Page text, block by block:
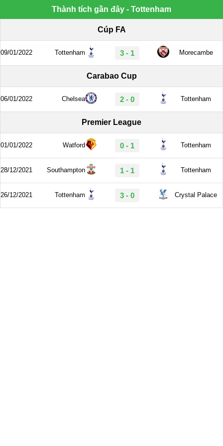
Thành tích gần đây - Tottenham
Cúp FA
09/01/2022 Tottenham 3 - 1 Morecambe
Carabao Cup
06/01/2022 Chelsea 2 - 0 Tottenham
Premier League
01/01/2022 Watford 0 - 1 Tottenham
28/12/2021 Southampton 1 - 1 Tottenham
26/12/2021 Tottenham 3 - 0 Crystal Palace